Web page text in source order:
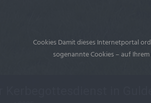
Kerbegottesdienst in
Cookies Damit dieses Internetportal
sogenannte Cookies – auf